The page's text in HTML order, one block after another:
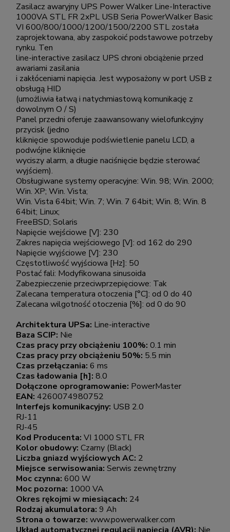
Zasilacz awaryjny UPS Power Walker Line-Interactive
1000VA STL FR 2xPL USB Seria PowerWalker Basic
VI 600/800/1000/1200/1500/2200 STL została
zaprojektowana, aby zaspokoić podstawowe potrzeby
rynku. Ten
line-interactive zasilacz UPS chroni obciążenie przed
awariami zasilania
i zakłóceniami napięcia. Jest wyposażony w port USB z
obsługą HID
(umożliwia łatwą i natychmiastową komunikację z
dowolnym O / S)
Panel przedni oferuje zaawansowany wielofunkcyjny
przycisk (jedno
kliknięcie spowoduje podświetlenie panelu LCD, a
podwójne kliknięcie
wyciszy alarm, a długie naciśnięcie będzie sterować
wyjściem).
Obsługiwane systemy operacyjne: Win. 98; Win. 2000;
Win. XP; Win. Vista;
Win. Vista 64bit; Win. 7; Win. 7 64bit; Win. 8; Win. 8
64bit; Linux;
FreeBSD; Solaris
Napięcie wejściowe [V]: 230
Zakres napięcia wejściowego [V]: od 162 do 290
Napięcie wyjściowe [V]: 230
Częstotliwość wyjściowa [Hz]: 50
Postać fali: Modyfikowana sinusoida
Zabezpieczenie przeciwprzepięciowe: Tak
Zalecana temperatura otoczenia [°C]: od 0 do 40
Zalecana wilgotność otoczenia [%]: od 0 do 90
Architektura UPSa: Line-interactive
Baza SCIP: Nie
Czas pracy przy obciążeniu 100%: 0.1 min
Czas pracy przy obciążeniu 50%: 5.5 min
Czas przełączania: 6 ms
Czas ładowania [h]: 8.0
Dołączone oprogramowanie: PowerMaster
EAN: 4260074980752
Interfejs komunikacyjny: USB 2.0
RJ-11
RJ-45
Kod Producenta: VI 1000 STL FR
Kolor obudowy: Czarny (Black)
Liczba gniazd wyjściowych AC: 2
Miejsce serwisowania: Serwis zewnętrzny
Moc czynna: 600 W
Moc pozorna: 1000 VA
Okres rękojmi w miesiącach: 24
Rodzaj akumulatora: 9 Ah
Strona o towarze: www.powerwalker.com